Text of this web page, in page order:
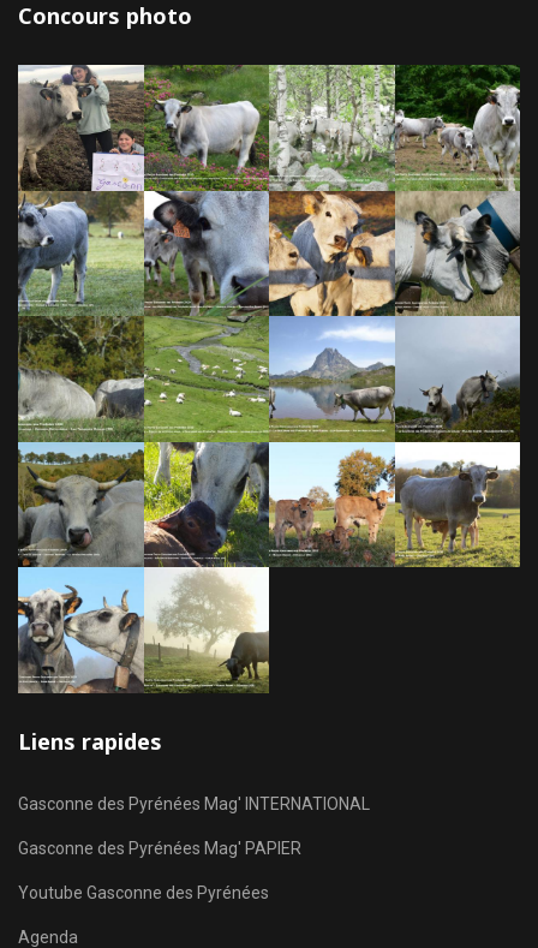
Concours photo
Liens rapides
Gasconne des Pyrénées Mag' INTERNATIONAL
Gasconne des Pyrénées Mag' PAPIER
Youtube Gasconne des Pyrénées
Agenda